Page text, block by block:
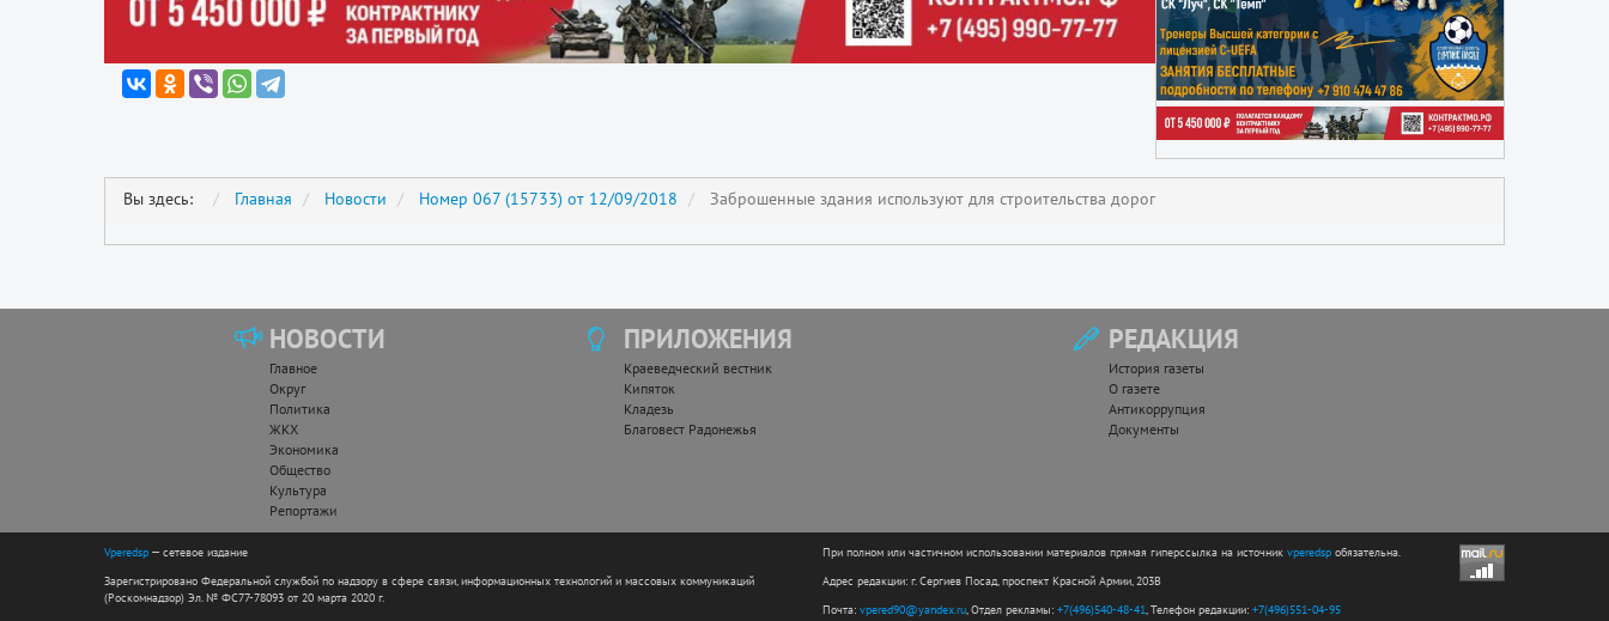
Вы здесь: Главная Новости Номер 067 (15733) от 12/09/2018 Заброшенные здания используют для строительства дорог
НОВОСТИ
Главное
Округ
Политика
ЖКХ
Экономика
Общество
Культура
Репортажи
ПРИЛОЖЕНИЯ
Краеведческий вестник
Кипяток
Кладезь
Благовест Радонежья
РЕДАКЦИЯ
История газеты
О газете
Антикоррупция
Документы
Vperedsp — сетевое издание
Зарегистрировано Федеральной службой по надзору в сфере связи, информационных технологий и массовых коммуникаций
(Роскомнадзор) Эл. № ФС77-78093 от 20 марта 2020 г.
При полном или частичном использовании материалов прямая гиперссылка на источник vperedsp обязательна.
Адрес редакции: г. Сергиев Посад, проспект Красной Армии, 203В
Почта: vpered90@yandex.ru, Отдел рекламы: +7(496)540-48-41, Телефон редакции: +7(496)551-04-95